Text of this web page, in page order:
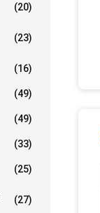
(20)
(23)
(16)
(49)
(49)
(33)
(25)
(27)